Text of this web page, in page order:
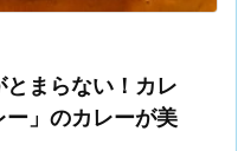
とまらない！カレ
」のカレーが美